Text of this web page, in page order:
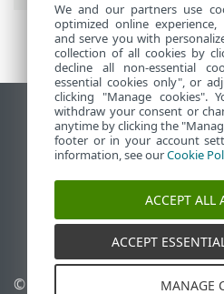
Zobraziť stránku ako na
End of Life
Databáza znalostí ESET
ESET Fórum
ESET Status Portal
Technická podpora
© 1992 - 2026 ESET,
We and our partners use
optimized online
and serve you with
collection of all cookies by
decline all non-essential
essential cookies only", or
clicking "Manage
withdraw your consent or
anytime by clicking the
footer or in your account
information, see ourCookie
ACCEPT ALL
ACCEPT
MANAGE